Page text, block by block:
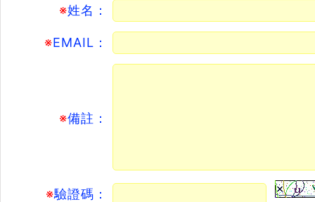
※姓名：
※EMAIL：
※備註：
※驗證碼：